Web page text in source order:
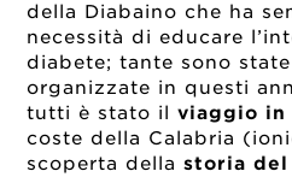
della Diabaino che ha
necessità di educare
diabete; tante sono
organizzate in questi
tutti è stato ilviaggio in
coste della Calabria
scoperta dellastoria